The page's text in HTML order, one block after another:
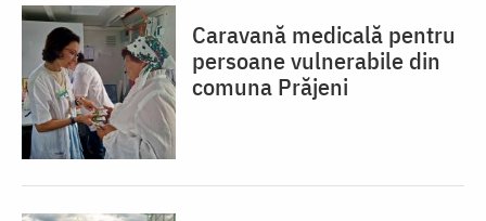
Caravană medicală pentru
persoane vulnerabile din
comuna Prăjeni